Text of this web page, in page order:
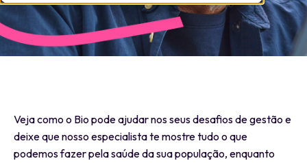
Veja como o Bio pode ajudar nos seus desafios de gestão e
deixe que nosso especialista te mostre tudo o que
podemos fazer pela saúde da sua população, enquanto